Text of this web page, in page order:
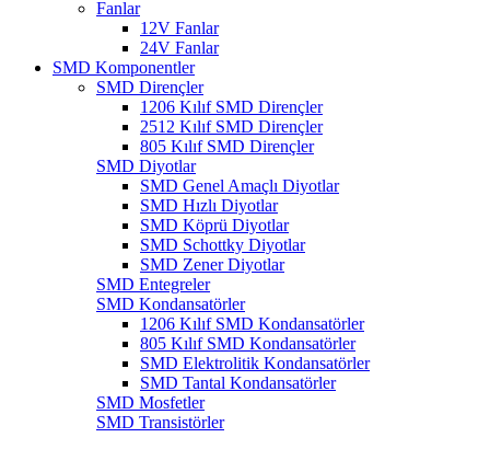
Fanlar
12V Fanlar
24V Fanlar
SMD Komponentler
SMD Dirençler
1206 Kılıf SMD Dirençler
2512 Kılıf SMD Dirençler
805 Kılıf SMD Dirençler
SMD Diyotlar
SMD Genel Amaçlı Diyotlar
SMD Hızlı Diyotlar
SMD Köprü Diyotlar
SMD Schottky Diyotlar
SMD Zener Diyotlar
SMD Entegreler
SMD Kondansatörler
1206 Kılıf SMD Kondansatörler
805 Kılıf SMD Kondansatörler
SMD Elektrolitik Kondansatörler
SMD Tantal Kondansatörler
SMD Mosfetler
SMD Transistörler